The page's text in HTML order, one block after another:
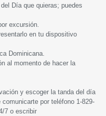
Día que quieras; puedes
excursión.
en tu dispositivo
Dominicana.
al momento de hacer la
y escoger la tanda del día
por teléfono 1-829-
7 o escribir